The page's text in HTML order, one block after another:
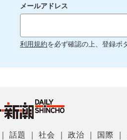
メールアドレス
利用規約を必ず確認の上、登録ボ
｜話題 ｜社会 ｜政治 国際